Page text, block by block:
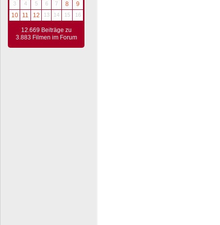
3
4 5 6 7 8
9
10
11 12 13 14 15 16
12.669 Beiträge zu
3.883 Filmen im Forum